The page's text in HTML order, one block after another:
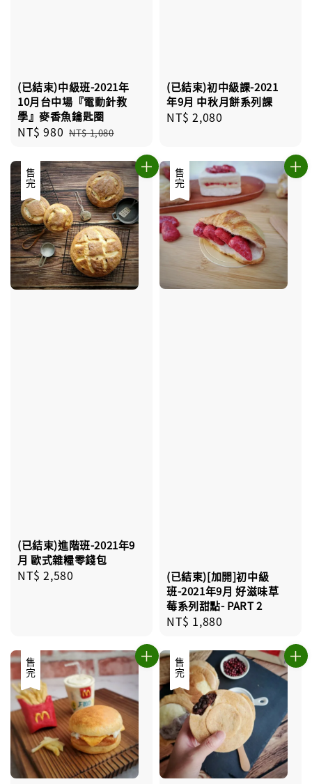
(已結束)中級班-2021年
10月台中場『電動針教
學』麥香魚鑰匙圈
Sale
NT$ 980 Regular
NT$ 1,080
(已結束)初中級課-2021
年9月 中秋月餅系列課
Regular
NT$ 2,080
售完
(已結束)進階班-2021年9
月 歐式雜糧零錢包
Regular
NT$ 2,580
售完
(已結束)[加開]初中級
班-2021年9月 好滋味草
莓系列甜點- PART 2
Regular
NT$ 1,880
售完 售完